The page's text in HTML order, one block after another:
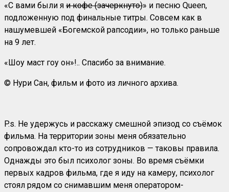
«С вами были я и кофе (зачеркнуто)» и песню Queen,
подложенную под финальные титры. Совсем как в
нашумевшей «Богемской рапсодии», но только раньше
на 9 лет.
«Шоу маст гоу он»!.. Спасибо за внимание.
© Нури Сан, фильм и фото из личного архива.
P.s. Не удержусь и расскажу смешной эпизод со съёмок
фильма. На территории зоны меня обязательно
сопровождал кто-то из сотрудников — таковы правила.
Однажды это был психолог зоны. Во время съёмки
первых кадров фильма, где я иду на камеру, психолог
стоял рядом со снимавшим меня оператором-